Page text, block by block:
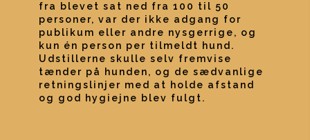
fra blevet sat ned fra 100 til 50
personer, var der ikke adgang for
publikum eller andre nysgerrige, og
kun én person per tilmeldt hund.
Udstillerne skulle selv fremvise
tænder på hunden, og de sædvanlige
retningslinjer med at holde afstand
og god hygiejne blev fulgt.